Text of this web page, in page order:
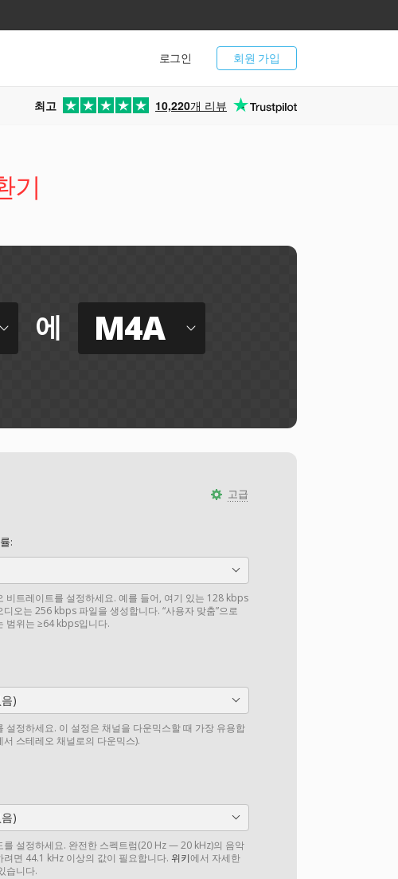
회원 가입
로그인
최고 10,220개 리뷰
기
에 M4A
고급
:
비트레이트를 설정하세요. 예를 들어, 여기 있는 128 kbps
오는 256 kbps 파일을 생성합니다. “사용자 맞춤”으로
범위는 ≥64 kbps입니다.
)
설정하세요. 이 설정은 채널을 다운믹스할 때 가장 유용합
스테레오 채널로의 다운믹스).
)
를 설정하세요. 완전한 스펙트럼(20 Hz — 20 kHz)의 음악
려면 44.1 kHz 이상의 값이 필요합니다. 위키에서 자세한
습니다.